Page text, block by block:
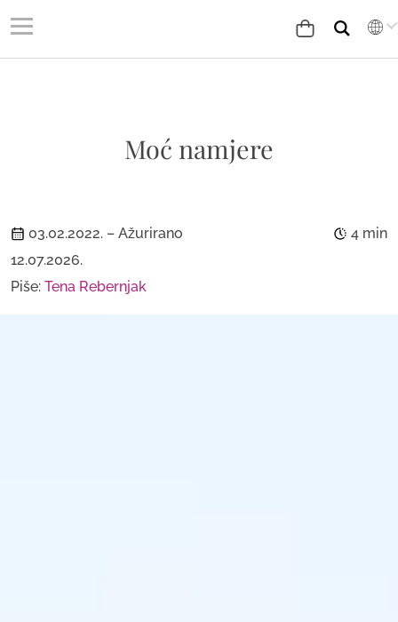
Moć namjere
03.02.2022. – Ažurirano
12.07.2026.
Piše: Tena Rebernjak
4 min